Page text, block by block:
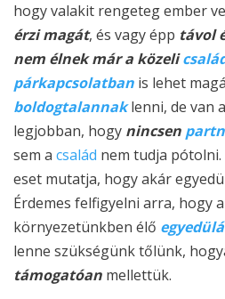
hogy valakit rengeteg ember
érzi magát, és vagy épp távol
nem élnek már a közeli
párkapcsolatban is lehet
boldogtalannaklenni, de van
legjobban, hogy nincsen
sem a család nem tudja
eset mutatja, hogy akár
Érdemes felfigyelni arra, hogy
környezetünkben élő
lenne szükségünk tőlünk,
támogatóan mellettük.